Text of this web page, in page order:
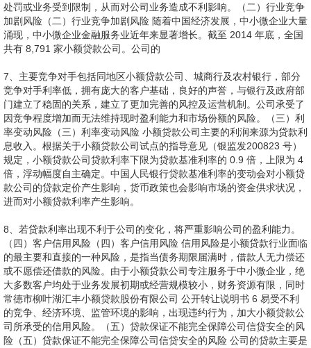
处罚或业务受到限制，从而对公司业务造成不利影响。（二）行业竞争
加剧风险（二）行业竞争加剧风险 随着中国经济发展，中小微企业大量
涌现，中小微企业金融服务业近年来显著增长。截至 2014 年底，全国
共有 8,791 家小额贷款公司。公司的
7、主要竞争对手包括同地区小额贷款公司、城商行及农村银行，部分
竞争对手利率低，拥有庞大的客户基础，良好的声誉，与银行及政府部
门建立了稳固的关系，建立了更加完善的风控及运营机制。公司承受了
因竞争程度增加而无法维持现时盈利能力和市场份额的风险。（三）利
率变动风险（三）利率变动风险 小额贷款公司主要的利润来源为贷款利
息收入。根据关于小额贷款公司试点的指导意见（银监发200823 号）
规定，小额贷款公司贷款利率下限为贷款基准利率的 0.9 倍，上限为 4
倍，浮动幅度自主确定。中国人民银行贷款基准利率的变动会对小额贷
款公司的贷款定价产生影响，货币政策也会影响市场的资金供求状况，
进而对小额贷款利率产生影响。
8、若贷款利率出现不利于公司的变化，将严重影响公司的盈利能力。
（四）客户信用风险（四）客户信用风险 信用风险是小额贷款行业面临
的最主要和直接的一种风险，是指当债务期限届满时，借款人无力偿还
或不愿偿还借款的风险。由于小额贷款公司专注服务于中小微企业，绝
大多数客户均处于业务发展初期或经营规模较小，财务资源有限，同时
常德市柳叶湖汇丰小额贷款股份有限公司 公开转让说明书 6 易受不利
的竞争、经济环境、监管环境的影响，出现违约行为，加大小额贷款公
司所承受的信用风险。（五）贷款保证不能完全保障公司信贷安全的风
险（五）贷款保证不能完全保障公司信贷安全的风险 公司的贷款主要是